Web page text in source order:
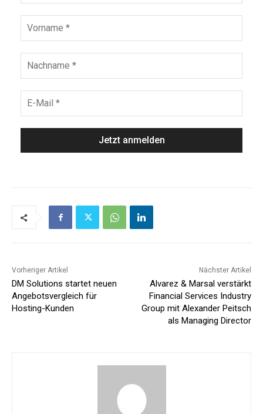
Vorheriger Artikel
DM Solutions startet neuen
Angebotsvergleich für
Hosting-Kunden
Nächster Artikel
Alvarez & Marsal verstärkt
Financial Services Industry
Group mit Alexander Peitsch
als Managing Director